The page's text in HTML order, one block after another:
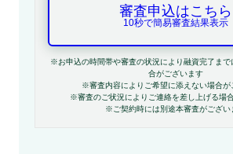
審査申込はこちら
10秒で簡易審査結果表示
※お申込の時間帯や審査の状況により融資完了まで
合がございます
※審査内容によりご希望に添えない場合が
※審査のご状況によりご連絡を差し上げる場
※ご契約時には別途本審査がござい